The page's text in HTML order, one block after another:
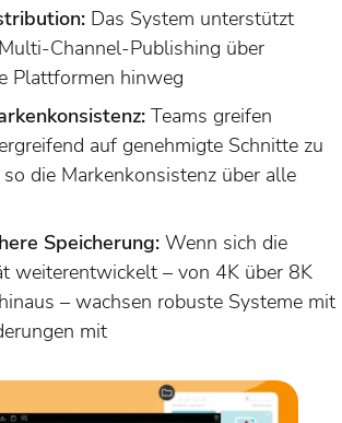
Das System unterstützt
Channel-Publishing über
Plattformen hinweg
Teams greifen
auf genehmigte Schnitte zu
die Markenkonsistenz über alle
Speicherung:Wenn sich die
weiterentwickelt – von 4K über 8K
– wachsen robuste Systeme mit
mit